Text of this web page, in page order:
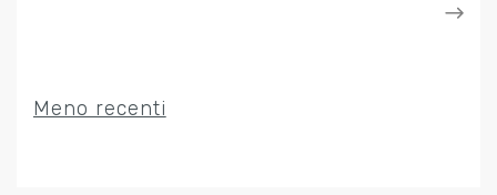
Meno recenti